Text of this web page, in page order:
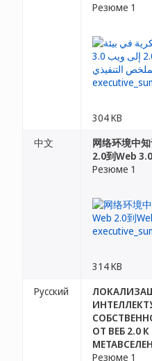
Резюме 1
304 KB
中文
网络环境中
2.0到Web
Резюме 1
314 KB
Русский
ОТ ВЕБ 2.0 К
Резюме 1